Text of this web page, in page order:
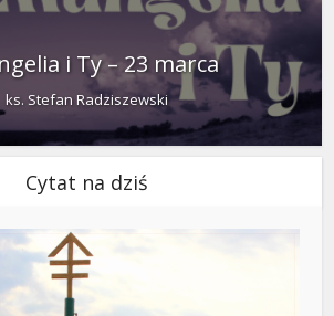
i Ty – 23 marca
ks. Stefan Radziszewski
Cytat na dziś